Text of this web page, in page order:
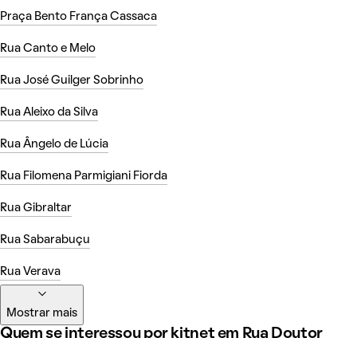
Praça Bento França Cassaca
Rua Canto e Melo
Rua José Guilger Sobrinho
Rua Aleixo da Silva
Rua Ângelo de Lúcia
Rua Filomena Parmigiani Fiorda
Rua Gibraltar
Rua Sabarabuçu
Rua Verava
Mostrar mais
Quem se interessou por kitnet em Rua Doutor